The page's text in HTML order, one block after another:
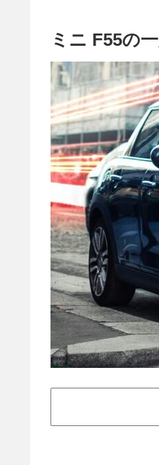
ミニ F55の